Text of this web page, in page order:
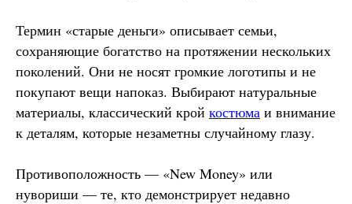
Термин «старые деньги» описывает семьи,
сохраняющие богатство на протяжении нескольких
поколений. Они не носят громкие логотипы и не
покупают вещи напоказ. Выбирают натуральные
материалы, классический крой костюма и внимание
к деталям, которые незаметны случайному глазу.
Противоположность — «New Money» или
нувориши — те, кто демонстрирует недавно